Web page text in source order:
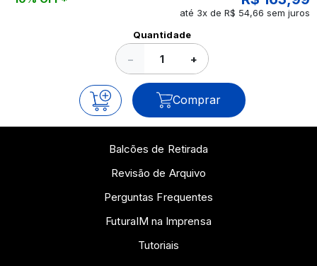
até 3x de R$ 54,66 sem juros
Quantidade
− +
Comprar
Balcões de Retirada
Revisão de Arquivo
Perguntas Frequentes
FuturaIM na Imprensa
Tutoriais